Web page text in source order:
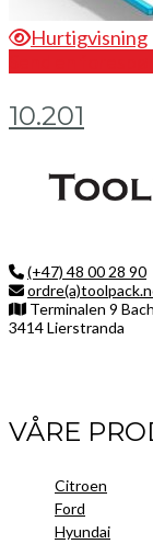
Hurtigvisning
10.201
(+47) 48 00 28 90
Terminalen 9
3414 Lierstranda
VÅRE
Citroen
Ford
Hyundai